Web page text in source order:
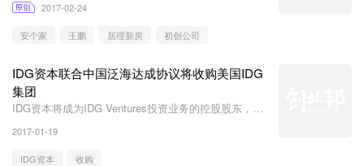
2017-02-24
安个家 王鹏 居理新房 初创公司
IDG资本联合中国泛海达成协议将收购美国IDG
集团
IDG资本将成为IDG Ventures投资业务的控股股东，泛
2017-01-19
IDG资本 收购